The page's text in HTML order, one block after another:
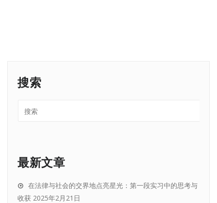
搜索
最新文章
在法律与社会的交界地点亮星光：第一段实习中的思考与
收获 2025年2月21日